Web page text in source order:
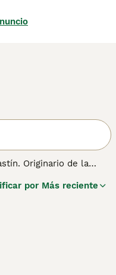
Originario de la
tamaño, es
por Más reciente